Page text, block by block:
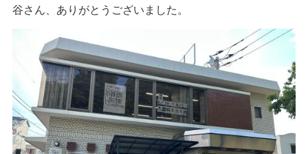
谷さん、ありがとうございました。